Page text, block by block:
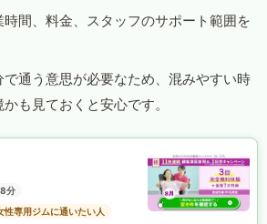
間、料金、スタッフのサポート範囲を
通う意思が必要なため、混みやすい時
も見ておくと安心です。
分
性専用ジムに通いたい人